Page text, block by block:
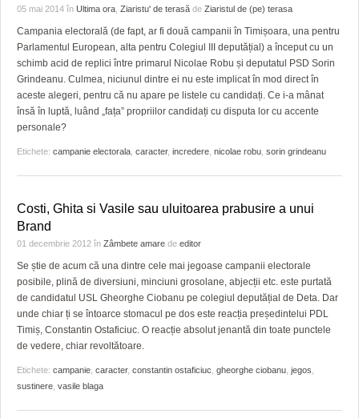
05 mai 2014 în Ultima ora Ziaristu' de terasă de Ziaristul de (pe) terasa
Campania electorală (de fapt, ar fi două campanii în Timișoara, una pentru
Parlamentul European, alta pentru Colegiul III deputățial) a început cu un
schimb acid de replici între primarul Nicolae Robu și deputatul PSD Sorin
Grindeanu. Culmea, niciunul dintre ei nu este implicat în mod direct în
aceste alegeri, pentru că nu apare pe listele cu candidați. Ce i-a mânat
însă în luptă, luând „fața” propriilor candidați cu disputa lor cu accente
personale?
Etichete: campanie electorala caracter, incredere nicolae robu sorin grindeanu
Costi, Ghita si Vasile sau uluitoarea prabusire a unui
Brand
01 decembrie 2012 în Zâmbete amare de editor
Se știe de acum că una dintre cele mai jegoase campanii electorale
posibile, plină de diversiuni, minciuni grosolane, abjecții etc. este purtată
de candidatul USL Gheorghe Ciobanu pe colegiul deputățial de Deta. Dar
unde chiar ți se întoarce stomacul pe dos este reacția președintelui PDL
Timiș, Constantin Ostaficiuc. O reacție absolut jenantă din toate punctele
de vedere, chiar revoltătoare.
Etichete: campanie caracter, constantin ostaficiuc gheorghe ciobanu jegos
sustinere vasile blaga